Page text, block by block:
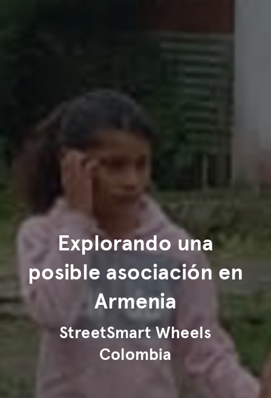
Explorando una
posible asociación en
Armenia
StreetSmart Wheels
Colombia